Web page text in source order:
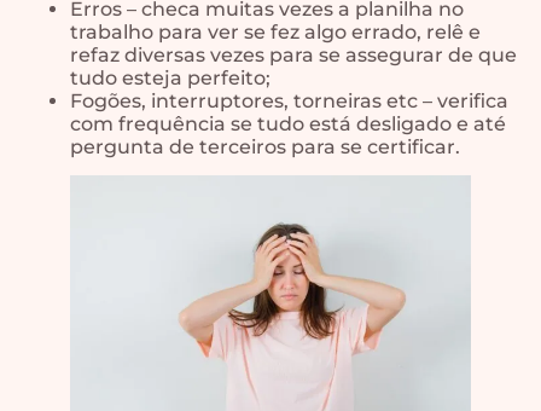
Erros – checa muitas vezes a planilha no
trabalho para ver se fez algo errado, relê e
refaz diversas vezes para se assegurar de que
tudo esteja perfeito;
Fogões, interruptores, torneiras etc – verifica
com frequência se tudo está desligado e até
pergunta de terceiros para se certificar.